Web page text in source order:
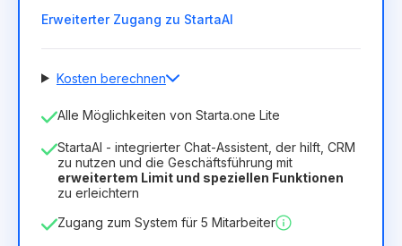
Erweiterter Zugang zu StartaAI
Kosten berechnen
Anzahl der Mitarbeiter
Dauer der Lizenz
12 Months(Rabatt -25%) Vorteilhaft
8.99€ 6.29€ /Monat
Alle Möglichkeiten von Starta.one Lite
StartaAI - integrierter Chat-Assistent, der hilft, CRM
zu nutzen und die Geschäftsführung mit
erweitertem Limit und speziellen Funktionen
zu erleichtern
Zugang zum System für 5 Mitarbeiter